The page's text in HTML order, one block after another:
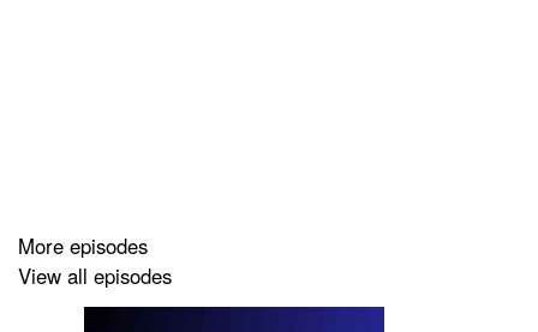
More episodes
View all episodes